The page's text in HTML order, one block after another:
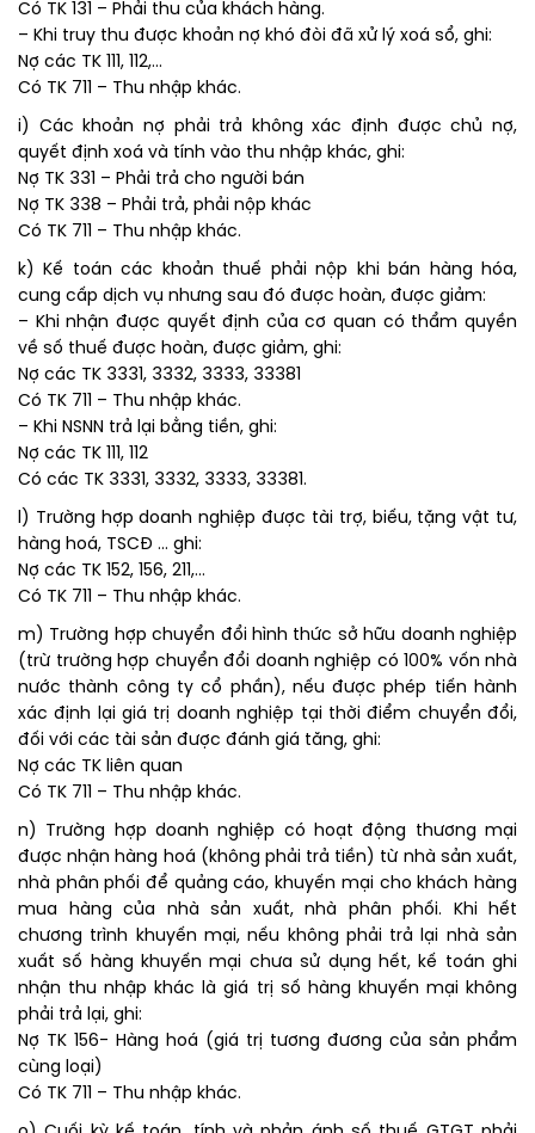
Có TK 131 – Phải thu của khách hàng.
– Khi truy thu được khoản nợ khó đòi đã xử lý xoá sổ, ghi:
Nợ các TK 111, 112,…
Có TK 711 – Thu nhập khác.
i) Các khoản nợ phải trả không xác định được chủ nợ,
quyết định xoá và tính vào thu nhập khác, ghi:
Nợ TK 331 – Phải trả cho người bán
Nợ TK 338 – Phải trả, phải nộp khác
Có TK 711 – Thu nhập khác.
k) Kế toán các khoản thuế phải nộp khi bán hàng hóa,
cung cấp dịch vụ nhưng sau đó được hoàn, được giảm:
– Khi nhận được quyết định của cơ quan có thẩm quyền
về số thuế được hoàn, được giảm, ghi:
Nợ các TK 3331, 3332, 3333, 33381
Có TK 711 – Thu nhập khác.
– Khi NSNN trả lại bằng tiền, ghi:
Nợ các TK 111, 112
Có các TK 3331, 3332, 3333, 33381.
l) Trường hợp doanh nghiệp được tài trợ, biếu, tặng vật tư,
hàng hoá, TSCĐ … ghi:
Nợ các TK 152, 156, 211,…
Có TK 711 – Thu nhập khác.
m) Trường hợp chuyển đổi hình thức sở hữu doanh nghiệp
(trừ trường hợp chuyển đổi doanh nghiệp có 100% vốn nhà
nước thành công ty cổ phần), nếu được phép tiến hành
xác định lại giá trị doanh nghiệp tại thời điểm chuyển đổi,
đối với các tài sản được đánh giá tăng, ghi:
Nợ các TK liên quan
Có TK 711 – Thu nhập khác.
n) Trường hợp doanh nghiệp có hoạt động thương mại
được nhận hàng hoá (không phải trả tiền) từ nhà sản xuất,
nhà phân phối để quảng cáo, khuyến mại cho khách hàng
mua hàng của nhà sản xuất, nhà phân phối. Khi hết
chương trình khuyến mại, nếu không phải trả lại nhà sản
xuất số hàng khuyến mại chưa sử dụng hết, kế toán ghi
nhận thu nhập khác là giá trị số hàng khuyến mại không
phải trả lại, ghi:
Nợ TK 156- Hàng hoá (giá trị tương đương của sản phẩm
cùng loại)
Có TK 711 – Thu nhập khác.